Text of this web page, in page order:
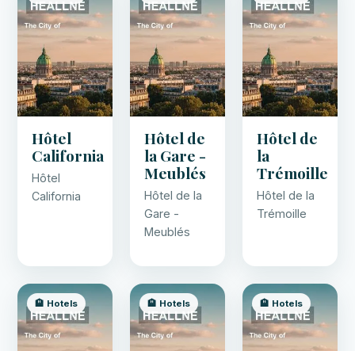
Hôtel
California
Hôtel
California
Hôtel de
la Gare -
Meublés
Hôtel de la
Gare -
Meublés
Hôtel de
la
Trémoille
Hôtel de la
Trémoille
🏨 Hotels 🏨 Hotels 🏨 Hotels